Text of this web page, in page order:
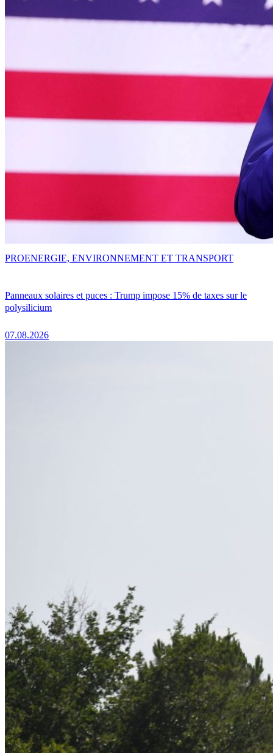
Panneaux solaires et puces : Trump impose 15% de taxes sur le
polysilicium
07.08.2026
PROENERGIE, ENVIRONNEMENT ET TRANSPORT